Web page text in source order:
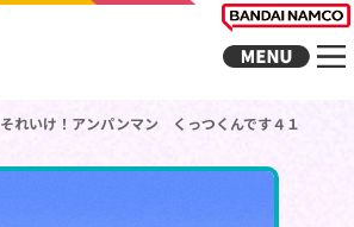
それいけ！アンパンマン くっつくんです４１